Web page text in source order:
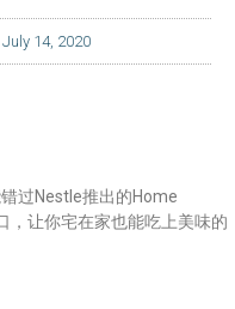
July 14, 2020
过Nestle推出的Home
，让你宅在家也能吃上美味的